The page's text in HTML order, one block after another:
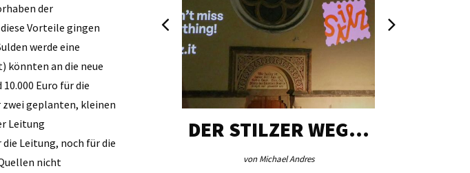
der
Vorteile gingen
werde eine
könnten an die neue
Euro für die
zwei geplanten, kleinen
Leitung
Leitung, noch für die
nicht
DER STILZER WEG…
von Michael Andres